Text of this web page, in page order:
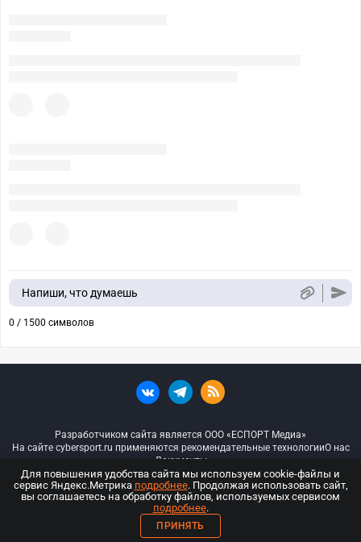
Напиши, что думаешь
0 / 1500 символов
Разработчиком сайта является ООО «ЕСПОРТ Медиа»
На сайте cybersport.ru применяются рекомендательные технологииО нас
Документы
© ООО «Киберспорт.ру» — Все права защищены
18+
Для повышения удобства сайта мы используем cookie-файлы и
сервис Яндекс.Метрика подробнее. Продолжая использовать сайт,
вы соглашаетесь на обработку файлов, используемых сервисом
подробнее.
ПРИНЯТЬ